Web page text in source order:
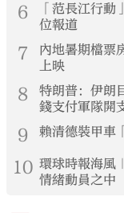
6
「范長江行
位報道
7
內地暑期檔票
上映
8
特朗普：伊朗
錢支付軍隊開
9 賴清德裝甲車
10 環球時報海風
情緒動員之中